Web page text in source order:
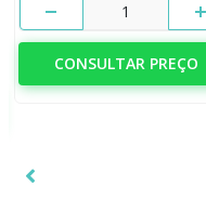
1
CONSULTAR PREÇO